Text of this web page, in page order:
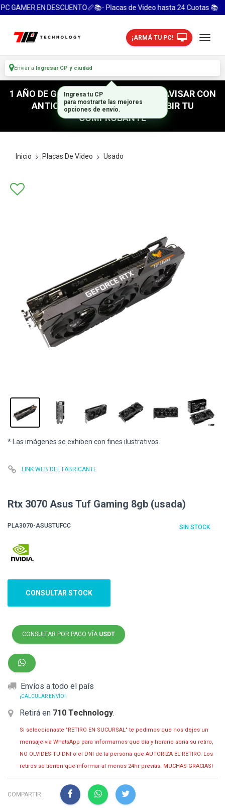
GAMER EN DESCUENTO📏📚- Placas de Video hasta 24 Cuotas 📚
¡ARMÁ TU PC!
Enviar a Ingresar CP y ciudad
1 AÑO DE GARANTIA! / PARA RETIRO AVISAR CON
ANTICIPACION / NO OLVIDES SUBIR TU
COMPROBANTE
Inicio Placas De Video Usado
* Las imágenes se exhiben con fines ilustrativos.
LINK WEB DEL FABRICANTE
Rtx 3070 Asus Tuf Gaming 8gb (usada)
PLA3070-ASUSTUFCC SIN STOCK
CONSULTAR STOCK
CONSULTAR POR PAGO VÍA USDT
Envíos a todo el país
¡CALCULAR ENVÍO!
Retirá en 710 Technology.
Si seleccionaste "RETIRO EN SUCURSAL" te pedimos que nos dejes un
mensaje vía WhatsApp para informarnos que día y horario seria su retiro,
NO OLVIDES TU DNI o el DNI de la persona que AUTORIZA EL RETIRO. Los
retiros se tienen que informar al menos 24hr previas. MUCHAS GRACIAS!
COMPARTIR:
Ingresa tu CP
para mostrarte las mejores
opciones de envío.